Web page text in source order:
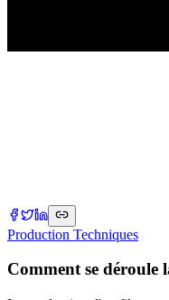
Production Techniques
Comment se